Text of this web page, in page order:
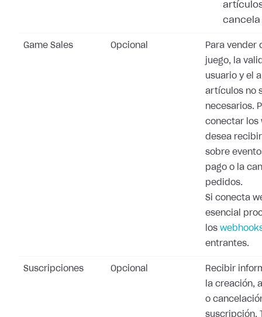
cancela
Game Sales Opcional
Para vender
juego, la
usuario y el
artículos no
necesarios.
conectar los
desea
sobre
pago o la
pedidos.
Si conecta
esencial
los
entrantes.
Suscripciones Opcional
Recibir
la creación,
o
suscripción.